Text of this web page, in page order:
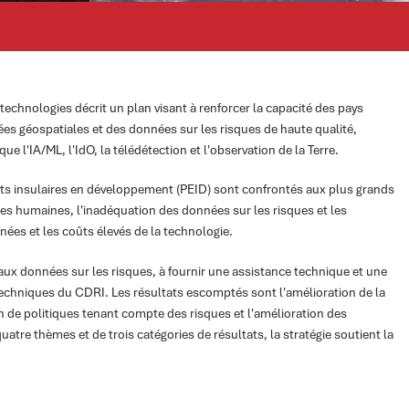
décrit un plan visant à renforcer la capacité des pays
géospatiales et des données sur les risques de haute qualité,
l'IA/ML, l'IdO, la télédétection et l'observation de la Terre.
insulaires en développement (PEID) sont confrontés aux plus grands
humaines, l'inadéquation des données sur les risques et les
et les coûts élevés de la technologie.
données sur les risques, à fournir une assistance technique et une
du CDRI. Les résultats escomptés sont l'amélioration de la
politiques tenant compte des risques et l'amélioration des
thèmes et de trois catégories de résultats, la stratégie soutient la